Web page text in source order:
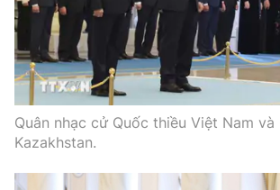
Quân nhạc cử Quốc thiều Việt Nam và
Kazakhstan.